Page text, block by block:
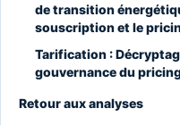
de transition
souscription et le
Tarification :
gouvernance du
Retour aux analyses